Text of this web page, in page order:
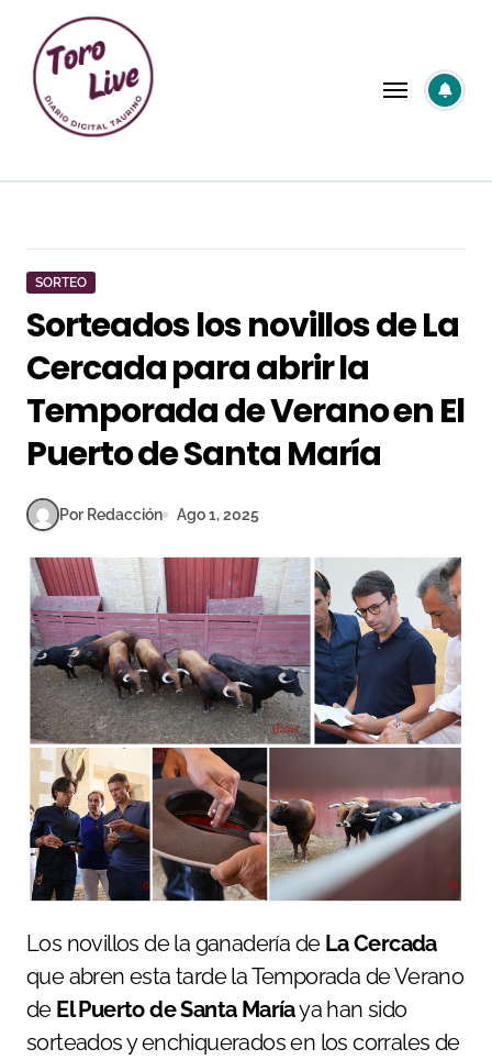
contenido
SORTEO
Sorteados los novillos de La
Cercada para abrir la
Temporada de Verano en El
Puerto de Santa María
Por Redacción Ago 1, 2025
Los novillos de la ganadería de La Cercada
que abren esta tarde la Temporada de Verano
de El Puerto de Santa Maríaya han sido
sorteados y enchiquerados en los corrales de